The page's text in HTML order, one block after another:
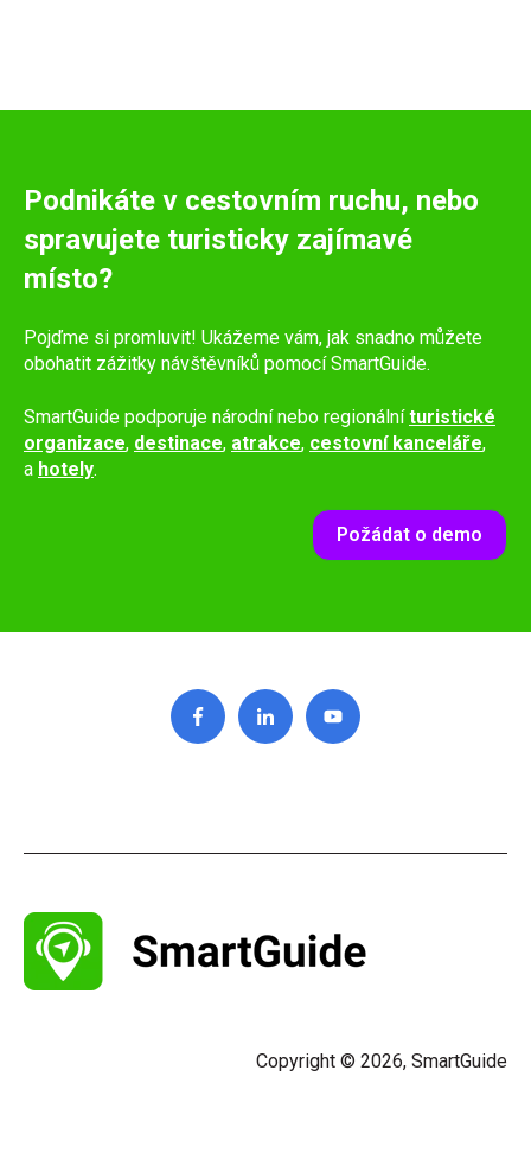
Podnikáte v cestovním ruchu, nebo
spravujete turisticky zajímavé
místo?
Pojďme si promluvit! Ukážeme vám, jak snadno můžete
obohatit zážitky návštěvníků pomocí SmartGuide.
SmartGuide podporuje národní nebo regionálníturistické
organizace, destinace, atrakce, cestovní kanceláře,
a hotely.
Požádat o demo
Copyright © 2026, SmartGuide